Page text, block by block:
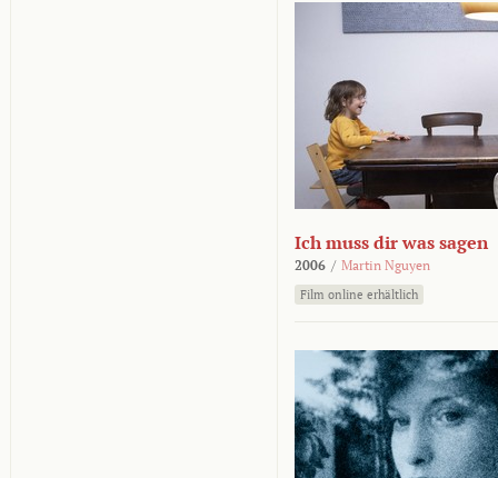
Ich muss dir was sagen
2006 / Martin Nguyen
Film online erhältlich